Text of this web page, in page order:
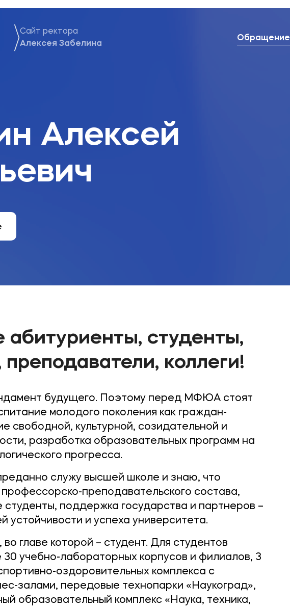
Сайт ректора
Алексея Забелина
Обращение
Алексей
студенты,
коллеги!
будущего. Поэтому перед МФЮА стоят
молодого поколения как граждан-
свободной, культурной, созидательной и
разработка образовательных программ на
прогресса.
служу высшей школе и знаю, что
преподавательского состава,
поддержка государства и партнеров –
устойчивости и успеха университета.
главе которой – студент. Для студентов
учебно-лабораторных корпусов и филиалов, 3
оздоровительных комплекса с
залами, передовые технопарки «Наукоград»,
образовательный комплекс «Наука, техника,